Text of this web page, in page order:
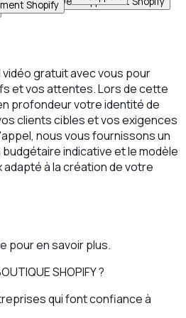
Shopify
gratuit avec vous pour
et vos attentes. Lors de cette
profondeur votre identité de
clients cibles et vos exigences
nous vous fournissons un
indicative et le modèle
à la création de votre
pour en savoir plus.
SHOPIFY ?
qui font confiance à